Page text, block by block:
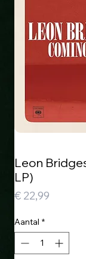
Leon
LP)
€ 22,99
Aantal *